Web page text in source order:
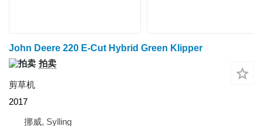
John Deere 220 E-Cut Hybrid Green Klipper
拍卖
剪草机
2017
挪威, Sylling